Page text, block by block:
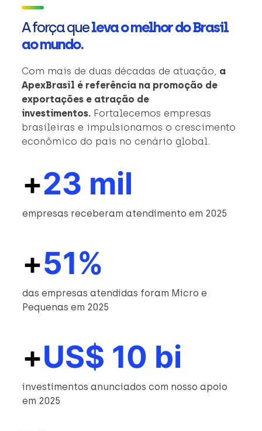
A força queleva o melhor do Brasil
ao mundo.
Com mais de duas décadas de atuação, a
ApexBrasil é referência na promoção de
exportações e atração de
investimentos. Fortalecemos empresas
brasileiras e impulsionamos o crescimento
econômico do país no cenário global.
+23 mil
empresas receberam atendimento em 2025
+51%
das empresas atendidas foram Micro e
Pequenas em 2025
+US$ 10 bi
investimentos anunciados com nosso apoio
em 2025